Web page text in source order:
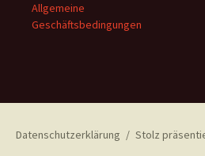
Allgemeine
Geschäftsbedingungen
Datenschutzerklärung Stolz